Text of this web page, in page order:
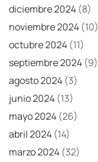
diciembre 2024 (8)
noviembre 2024 (10)
octubre 2024 (11)
septiembre 2024 (9)
agosto 2024 (3)
junio 2024 (13)
mayo 2024 (26)
abril 2024 (14)
marzo 2024 (32)